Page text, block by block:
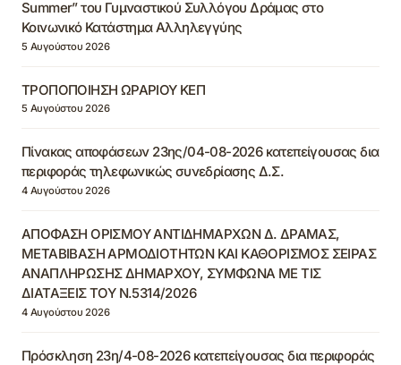
Summer” του Γυμναστικού Συλλόγου Δράμας στο
Κοινωνικό Κατάστημα Αλληλεγγύης
5 Αυγούστου 2026
ΤΡΟΠΟΠΟΙΗΣΗ ΩΡΑΡΙΟΥ ΚΕΠ
5 Αυγούστου 2026
Πίνακας αποφάσεων 23ης/04-08-2026 κατεπείγουσας δια
περιφοράς τηλεφωνικώς συνεδρίασης Δ.Σ.
4 Αυγούστου 2026
ΑΠΟΦΑΣΗ ΟΡΙΣΜΟΥ ΑΝΤΙΔΗΜΑΡΧΩΝ Δ. ΔΡΑΜΑΣ,
ΜΕΤΑΒΙΒΑΣΗ ΑΡΜΟΔΙΟΤΗΤΩΝ ΚΑΙ ΚΑΘΟΡΙΣΜΟΣ ΣΕΙΡΑΣ
ΑΝΑΠΛΗΡΩΣΗΣ ΔΗΜΑΡΧΟΥ, ΣΥΜΦΩΝΑ ΜΕ ΤΙΣ
ΔΙΑΤΑΞΕΙΣ ΤΟΥ Ν.5314/2026
4 Αυγούστου 2026
Πρόσκληση 23η/4-08-2026 κατεπείγουσας δια περιφοράς